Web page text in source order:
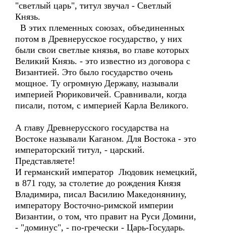
"светлый царь", титул звучал - Светлый
Князь.
В этих племенных союзах, объединенных
потом в Древнерусское государство, у них
были свои светлые князья, во главе которых
Великий Князь. - это известно из договора с
Византией. Это было государство очень
мощное. Ту огромную Державу, называли
империей Рюриковичей. Сравнивали, когда
писали, потом, с империей Карла Великого.
А главу Древнерусского государства на
Востоке называли Каганом. Для Востока - это
императорский титул, - царский.
Представляете!
И германский император Людовик немецкий,
в 871 году, за столетие до рождения Князя
Владимира, писал Василию Македонянину,
императору Восточно-римской империи
Византии, о том, что правит на Руси Домини,
- "доминус", - по-гречески - Царь-Государь.